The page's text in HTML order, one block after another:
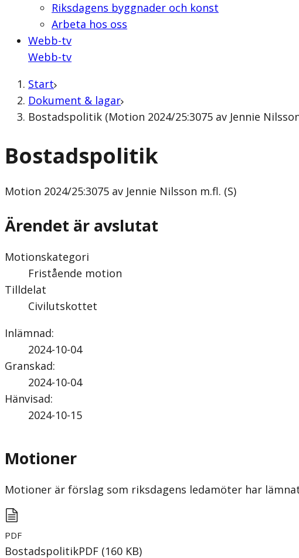
Riksdagens byggnader och konst
Arbeta hos oss
Webb-tv
Webb-tv
Start
Dokument & lagar
Bostadspolitik (Motion 2024/25:3075 av Jennie
Bostadspolitik
Motion 2024/25:3075 av Jennie Nilsson m.fl. (S)
Ärendet är avslutat
Motionskategori
Fristående motion
Tilldelat
Civilutskottet
Inlämnad:
2024-10-04
Granskad:
2024-10-04
Hänvisad:
2024-10-15
Motioner
Motioner är förslag som riksdagens ledamöter har
PDF
BostadspolitikPDF (160 KB)